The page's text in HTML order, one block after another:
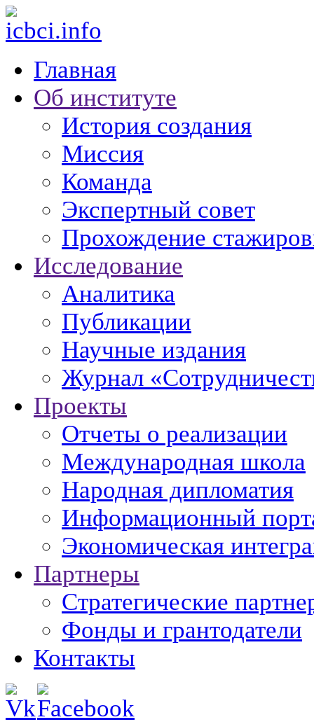
Главная
Об институте
История создания
Миссия
Команда
Экспертный совет
Прохождение
Исследование
Аналитика
Публикации
Научные издания
Журнал
Проекты
Отчеты о реализации
Международная школа
Народная дипломатия
Информационный
Экономическая
Партнеры
Стратегические
Фонды и грантодатели
Контакты